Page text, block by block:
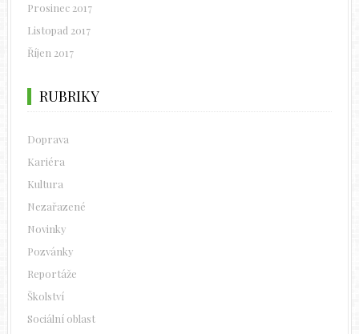
Prosinec 2017
Listopad 2017
Říjen 2017
RUBRIKY
Doprava
Kariéra
Kultura
Nezařazené
Novinky
Pozvánky
Reportáže
Školství
Sociální oblast